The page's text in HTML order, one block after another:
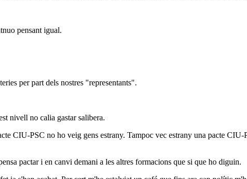
pensant igual.
per part dels nostres "representants".
nivell no calia gastar salibera.
CIU-PSC no ho veig gens estrany. Tampoc vec estrany una pacte CIU-
pactar i en canvi demani a les altres formacions que si que ho diguin.